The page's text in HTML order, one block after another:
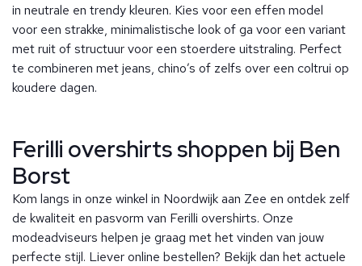
in neutrale en trendy kleuren. Kies voor een effen model
voor een strakke, minimalistische look of ga voor een variant
met ruit of structuur voor een stoerdere uitstraling. Perfect
te combineren met jeans, chino’s of zelfs over een coltrui op
koudere dagen.
Ferilli overshirts shoppen bij Ben
Borst
Kom langs in onze winkel in Noordwijk aan Zee en ontdek zelf
de kwaliteit en pasvorm van Ferilli overshirts. Onze
modeadviseurs helpen je graag met het vinden van jouw
perfecte stijl. Liever online bestellen? Bekijk dan het actuele